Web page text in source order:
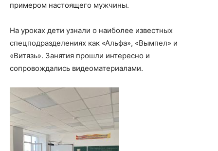
примером настоящего мужчины.
На уроках дети узнали о наиболее известных
спецподразделениях как «Альфа», «Вымпел» и
«Витязь». Занятия прошли интересно и
сопровождались видеоматериалами.